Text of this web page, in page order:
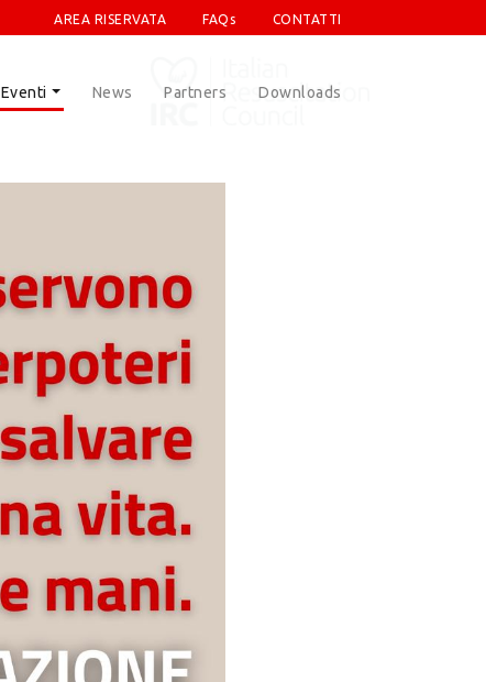
AREA RISERVATA FAQs CONTATTI
Eventi News Partners Downloads